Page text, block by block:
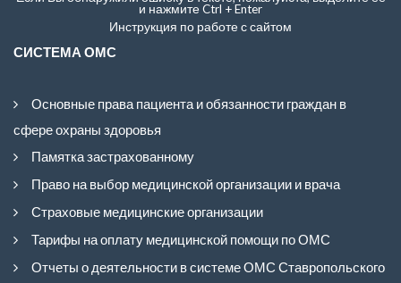
и нажмите Ctrl + Enter
Инструкция по работе с сайтом
СИСТЕМА ОМС
Основные права пациента и обязанности граждан в
сфере охраны здоровья
Памятка застрахованному
Право на выбор медицинской организации и врача
Страховые медицинские организации
Тарифы на оплату медицинской помощи по ОМС
Отчеты о деятельности в системе ОМС Ставропольского